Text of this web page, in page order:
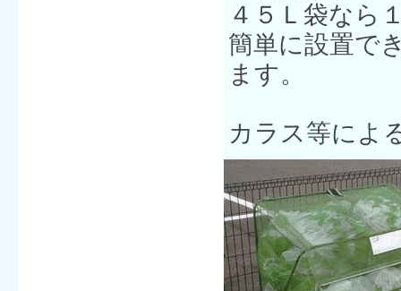
４５Ｌ袋なら
簡単に設置で
ます。
カラス等によ